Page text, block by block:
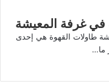
طاولات القهوة هي إحدى
ما…